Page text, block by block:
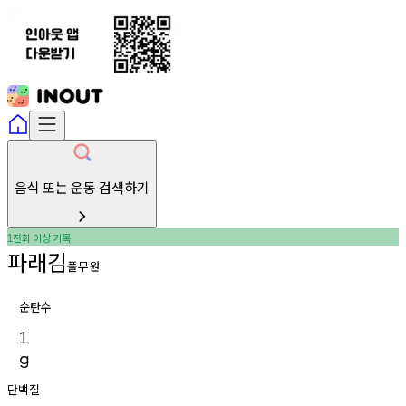
음식 또는 운동 검색하기
1천회 이상기록
파래김풀무원
순탄수
1
g
단백질